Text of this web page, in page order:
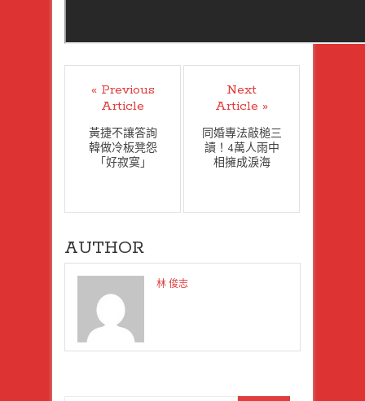
« Previous
Article
黃捷不讓答詢
韓做冷板凳怨
「好寂寞」
Next
Article »
同婚專法敲槌三
讀！4萬人雨中
相擁成淚海
AUTHOR
林 俊志